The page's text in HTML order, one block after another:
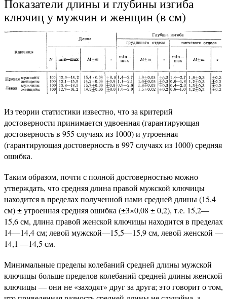
Показатели длины и глубины изгиба
ключиц у мужчин и женщин (в см)
Из теории статистики известно, что за критерий
достоверности принимается удвоенная (гарантирующая
достоверность в 955 случаях из 1000) и утроенная
(гарантирующая достоверность в 997 случаях из 1000) средняя
ошибка.
Таким образом, почти с полной достоверностью можно
утверждать, что средняя длина правой мужской ключицы
находится в пределах полученной нами средней длины (15,4
см) ± утроенная средняя ошибка (±3×0,08 ± 0,2), т.е. 15,2—
15,6 см, длина правой женской ключицы находится в пределах
14—14,4 см; левой мужской—15,5—15,9 см, левой женской —
14,1 —14,5 см.
Минимальные пределы колебаний средней длины мужской
ключицы больше пределов колебаний средней длины женской
ключицы — они не «заходят» друг за друга; это говорит о том,